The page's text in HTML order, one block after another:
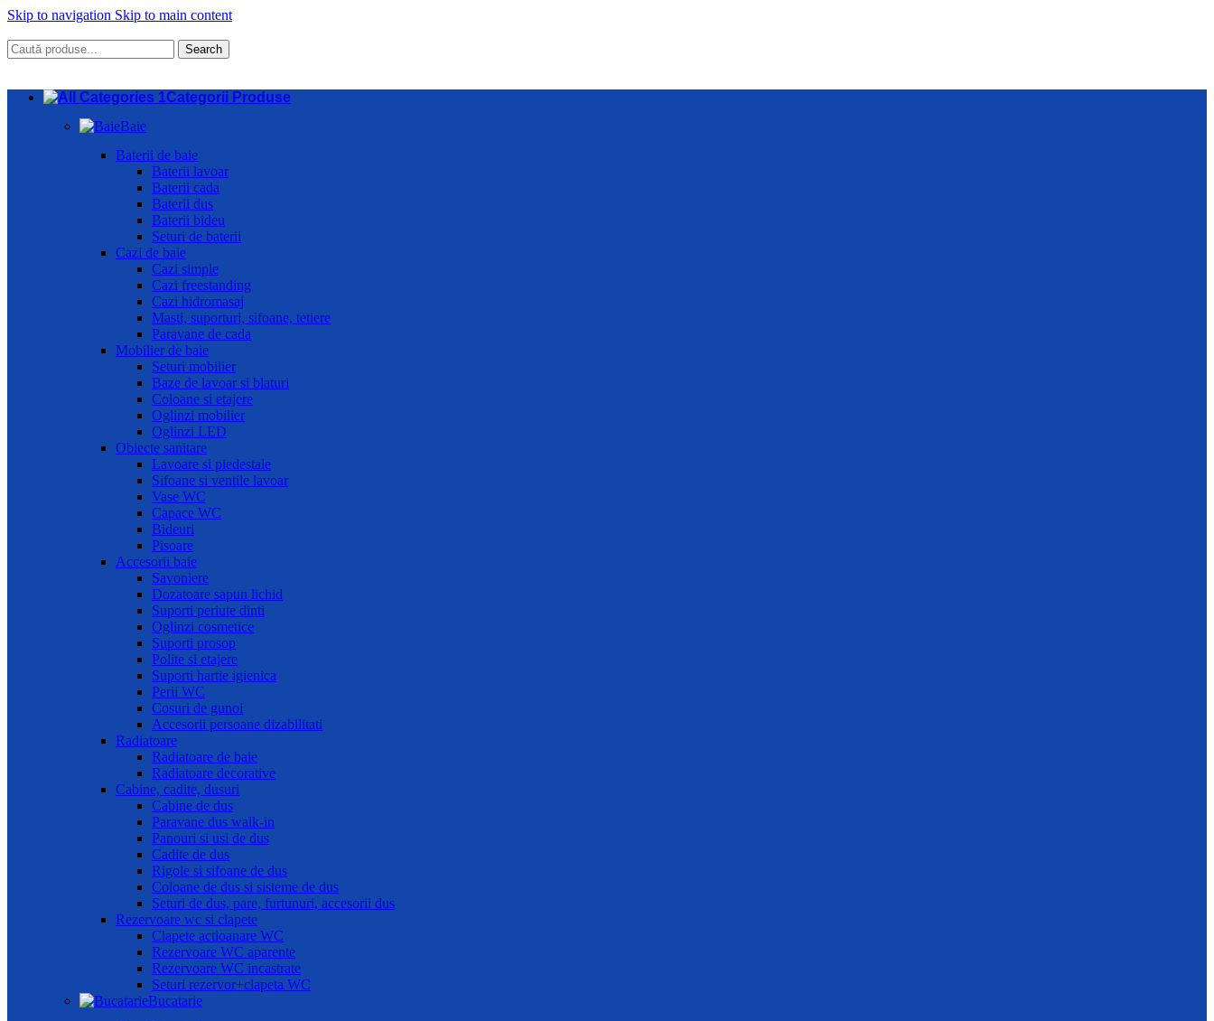
Skip to navigation Skip to main content
Search
Categorii Produse
Baie
Baterii de baie
Baterii lavoar
Baterii cada
Baterii dus
Baterii bideu
Seturi de baterii
Cazi de baie
Cazi simple
Cazi freestanding
Cazi hidromasaj
Masti, suporturi, sifoane, tetiere
Paravane de cada
Mobilier de baie
Seturi mobilier
Baze de lavoar si blaturi
Coloane si etajere
Oglinzi mobilier
Oglinzi LED
Obiecte sanitare
Lavoare si piedestale
Sifoane si ventile lavoar
Vase WC
Capace WC
Bideuri
Pisoare
Accesorii baie
Savoniere
Dozatoare sapun lichid
Suporti periute dinti
Oglinzi cosmetice
Suporti prosop
Polite si etajere
Suporti hartie igienica
Perii WC
Cosuri de gunoi
Accesorii persoane dizabilitati
Radiatoare
Radiatoare de baie
Radiatoare decorative
Cabine, cadite, dusuri
Cabine de dus
Paravane dus walk-in
Panouri si usi de dus
Cadite de dus
Rigole si sifoane de dus
Coloane de dus si sisteme de dus
Seturi de dus, pare, furtunuri, accesorii dus
Rezervoare wc si clapete
Clapete actioanare WC
Rezervoare WC aparente
Rezervoare WC incastrate
Seturi rezervor+clapeta WC
Bucatarie